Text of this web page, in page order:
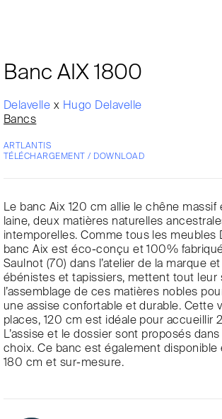
Banc AIX 1800
Delavelle x Hugo Delavelle
Bancs
ARTLANTIS
TÉLÉCHARGEMENT / DOWNLOAD
Le banc Aix 120 cm allie le chêne massif
laine, deux matières naturelles
intemporelles. Comme tous les meubles
banc Aix est éco-conçu et 100%
Saulnot (70) dans l’atelier de la marque
ébénistes et tapissiers, mettent tout leur
l’assemblage de ces matières nobles
une assise confortable et durable. Cette
places, 120 cm est idéale pour accueillir
L’assise et le dossier sont proposés
choix. Ce banc est également disponible
180 cm et sur-mesure.